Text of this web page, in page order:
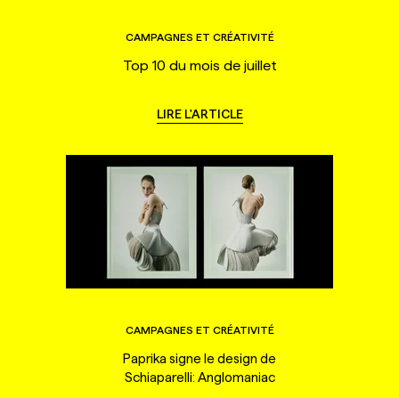
CAMPAGNES ET CRÉATIVITÉ
Top 10 du mois de juillet
LIRE L'ARTICLE
CAMPAGNES ET CRÉATIVITÉ
Paprika signe le design de
Schiaparelli: Anglomaniac